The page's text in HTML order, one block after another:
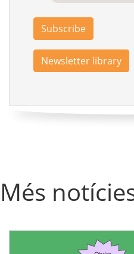
Subscribe
Newsletter library
Més